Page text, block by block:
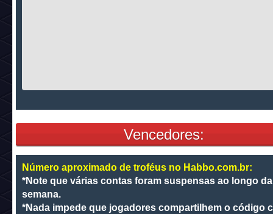
Vencedores:
Número aproximado de troféus no Habbo.com.br:
*Note que várias contas foram suspensas ao longo da
semana.
*Nada impede que jogadores compartilhem o código